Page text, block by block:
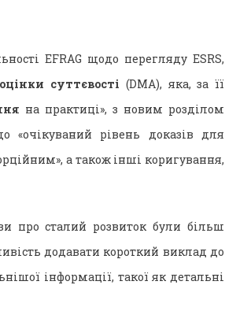
EFRAG щодо перегляду ESRS,
суттєвості (DMA), яка, за її
на практиці», з новим розділом
«очікуваний рівень доказів для
а також інші коригування,
про сталий розвиток були більш
додавати короткий виклад до
інформації, такої як детальні